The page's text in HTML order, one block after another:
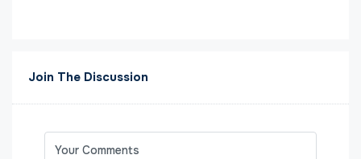
Join The Discussion